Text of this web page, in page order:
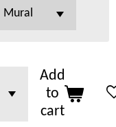
Add
to
cart